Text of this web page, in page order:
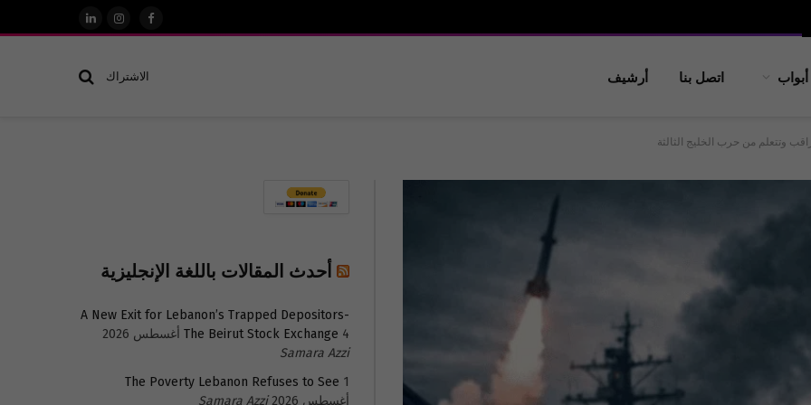
فيسبوكالانستغرام
لينكدإن
أبواب اتصل بنا أرشيف الاشتراك
وتتعلم من حرب الخليج الثالثة
أحدث المقالات باللغة الإنجليزية
A New Exit for Lebanon’s Trapped Depositors-
The Beirut Stock Exchange 4 أغسطس 2026
Samara Azzi
The Poverty Lebanon Refuses to See 1
أغسطس 2026
Samara Azzi